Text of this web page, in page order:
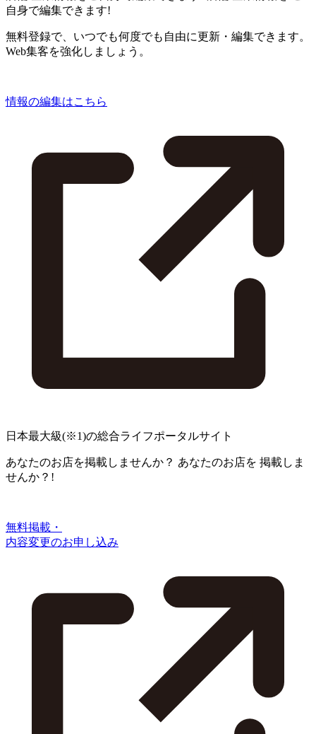
自身で編集できます!
無料登録で、いつでも何度でも自由に更新・編集できます。
Web集客を強化しましょう。
情報の編集はこちら
日本最大級(※1)の総合ライフポータルサイト
あなたのお店を掲載しませんか？ あなたのお店を 掲載しま
せんか？!
無料掲載・
内容変更のお申し込み